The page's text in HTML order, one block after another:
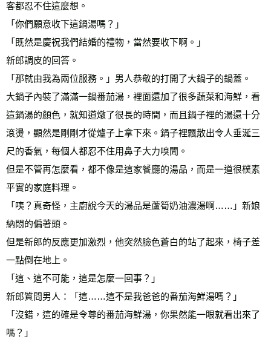
客都忍不住這麼想。
「你們願意收下這鍋湯嗎？」
「既然是慶祝我們結婚的禮物，當然要收下啊。」
新郎調皮的回答。
「那就由我為兩位服務。」男人恭敬的打開了大鍋子的鍋蓋。
大鍋子內裝了滿滿一鍋番茄湯，裡面還加了很多蔬菜和海鮮，看
這鍋湯的顏色，就知道燉了很長的時間，而且鍋子裡的湯還十分
滾燙，顯然是剛剛才從爐子上拿下來。鍋子裡飄散出令人垂涎三
尺的香氣，每個人都忍不住用鼻子大力嗅聞。
但是不管再怎麼看，都不像是這家餐廳的湯品，而是一道很樸素
平實的家庭料理。
「咦？真奇怪，主廚說今天的湯品是蘆筍奶油濃湯啊……」新娘
納悶的偏著頭。
但是新郎的反應更加激烈，他突然臉色蒼白的站了起來，椅子差
一點倒在地上。
「這、這不可能，這是怎麼一回事？」
新郎質問男人：「這……這不是我爸爸的番茄海鮮湯嗎？」
「沒錯，這的確是令尊的番茄海鮮湯，你果然能一眼就看出來了
嗎？」